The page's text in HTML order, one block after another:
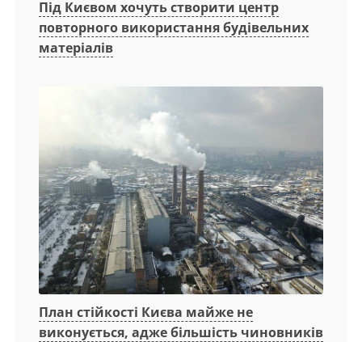
Під Києвом хочуть створити центр
повторного використання будівельних
матеріалів
План стійкості Києва майже не
виконується, адже більшість чиновників